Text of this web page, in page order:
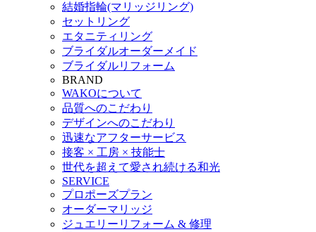
結婚指輪(マリッジリング)
セットリング
エタニティリング
ブライダルオーダーメイド
ブライダルリフォーム
BRAND
WAKOについて
品質へのこだわり
デザインへのこだわり
迅速なアフターサービス
接客 × 工房 × 技能士
世代を超えて愛され続ける和光
SERVICE
プロポーズプラン
オーダーマリッジ
ジュエリーリフォーム & 修理